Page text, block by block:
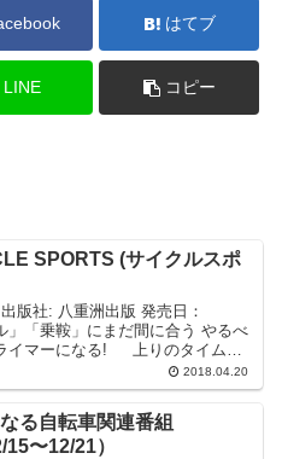
はてブ
LINE コピー
SPORTS (サイクルスポ
版社: 八重洲出版 発売日：
「乗鞍」にまだ間に合う やるべ
イマーになる! 上りのタイムが
2018.04.20
る自転車関連番組
15〜12/21）